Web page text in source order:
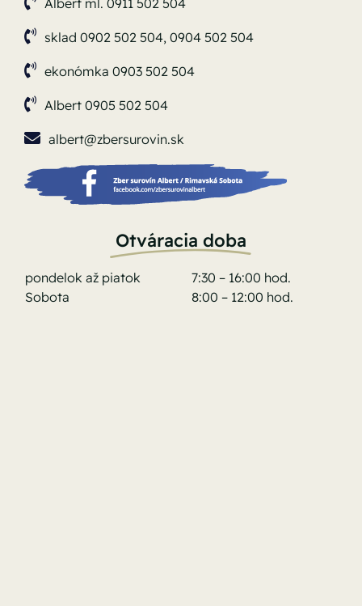
PletiváAlbert ml. 0911 502 504
sklad 0902 502 504, 0904 502 504
ekonómka 0903 502 504
Albert 0905 502 504
albert@zbersurovin.sk
Otváracia doba
pondelok až piatok
7:30 – 16:00 hod.
Sobota
8:00 – 12:00 hod.